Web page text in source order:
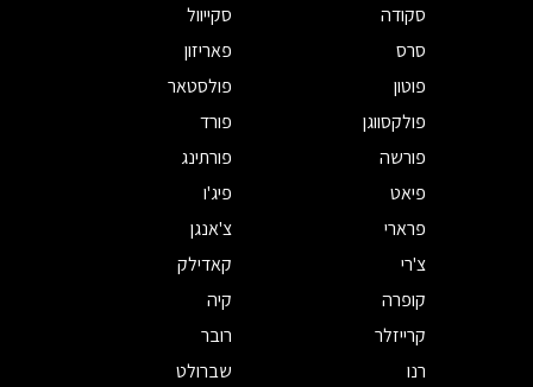
סקודה
סקייוול
סרס
פאריזון
פוטון
פולסטאר
פולקסווגן
פורד
פורשה
פורתינג
פיאט
פיג'ו
פרארי
צ'אנגן
צ'רי
קאדילק
קופרה
קיה
קרייזלר
רובר
רנו
שברולט